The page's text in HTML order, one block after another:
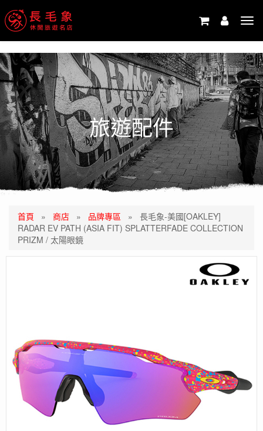
旅遊配件
首頁 » 商店 » 品牌專區 » 長毛象-美國[OAKLEY]
RADAR EV PATH (ASIA FIT) SPLATTERFADE COLLECTION
PRIZM / 太陽眼鏡